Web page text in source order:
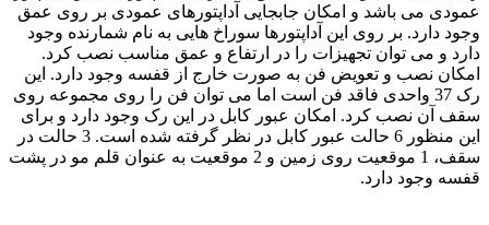
عمودی می باشد و امکان جابجایی آداپتورهای عمودی بر روی عمق
وجود دارد. بر روی این آداپتورها سوراخ هایی به نام شمارنده وجود
دارد و می توان تجهیزات را در ارتفاع و عمق مناسب نصب کرد.
امکان نصب و تعویض فن به صورت خارج از قفسه وجود دارد. این
رک 37 واحدی فاقد فن است اما می توان فن را روی مجموعه روی
سقف آن نصب کرد. امکان عبور کابل در این رک وجود دارد و برای
این منظور 6 حالت عبور کابل در نظر گرفته شده است. 3 حالت در
سقف، 1 موقعیت روی زمین و 2 موقعیت به عنوان قلم مو در پشت
قفسه وجود دارد.